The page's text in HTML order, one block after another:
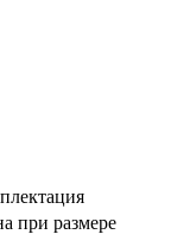
при размере